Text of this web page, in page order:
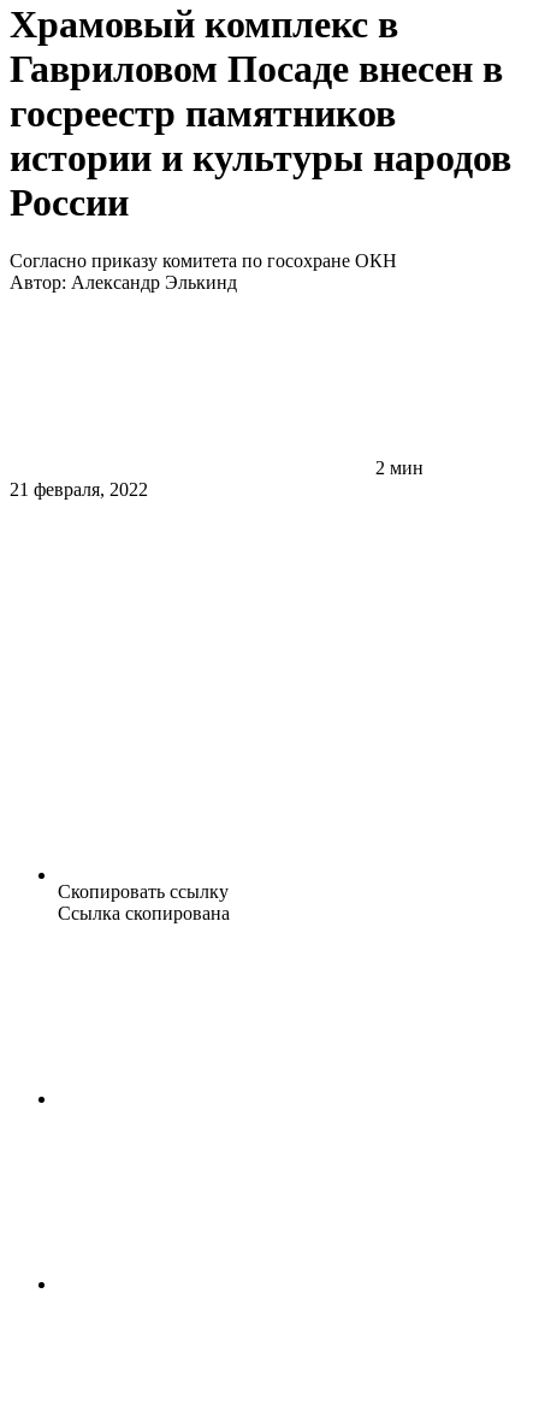
Храмовый комплекс в
Гавриловом Посаде внесен в
госреестр памятников
истории и культуры народов
России
Согласно приказу комитета по госохране ОКН
Автор: Александр Элькинд
2 мин
21 февраля, 2022
Скопировать ссылку
Ссылка скопирована